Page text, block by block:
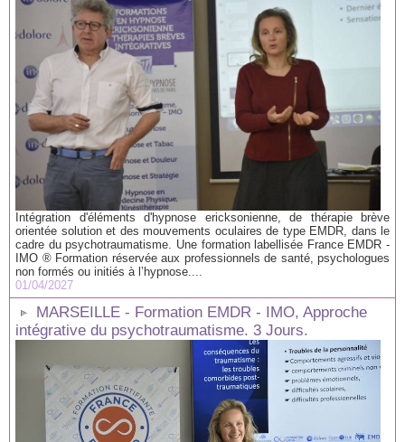
Intégration d'éléments d'hypnose ericksonienne, de thérapie brève
orientée solution et des mouvements oculaires de type EMDR, dans le
cadre du psychotraumatisme. Une formation labellisée France EMDR -
IMO ® Formation réservée aux professionnels de santé, psychologues
non formés ou initiés à l’hypnose....
01/04/2027
MARSEILLE - Formation EMDR - IMO, Approche
intégrative du psychotraumatisme. 3 Jours.